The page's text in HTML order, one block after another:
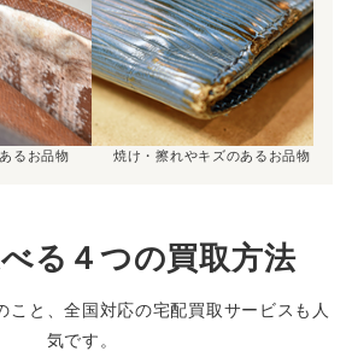
るお品物 焼け・擦れやキズのあるお品物
る４つの買取方法
こと、全国対応の宅配買取サービスも人
気です。